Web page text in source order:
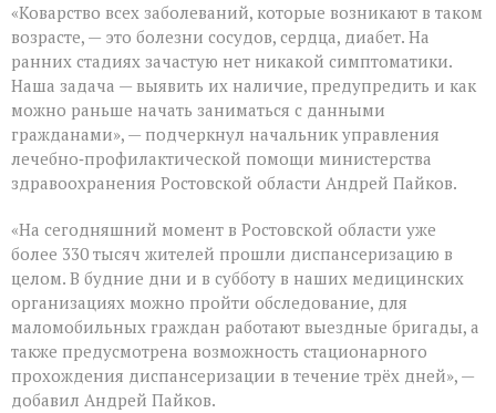
«Коварство всех заболеваний, которые возникают в таком
возрасте, — это болезни сосудов, сердца, диабет. На
ранних стадиях зачастую нет никакой симптоматики.
Наша задача — выявить их наличие, предупредить и как
можно раньше начать заниматься с данными
гражданами», — подчеркнул начальник управления
лечебно‑профилактической помощи министерства
здравоохранения Ростовской области Андрей Пайков.
«На сегодняшний момент в Ростовской области уже
более 330 тысяч жителей прошли диспансеризацию в
целом. В будние дни и в субботу в наших медицинских
организациях можно пройти обследование, для
маломобильных граждан работают выездные бригады, а
также предусмотрена возможность стационарного
прохождения диспансеризации в течение трёх дней», —
добавил Андрей Пайков.